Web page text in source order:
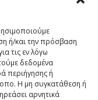
ή/και την πρόσβαση
τις εν λόγω
δεδομένα
περιήγησης ή
Η μη συγκατάθεση ή
αρνητικά